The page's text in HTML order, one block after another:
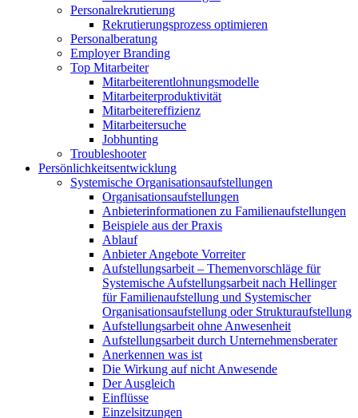
Personalrekrutierung
Rekrutierungsprozess optimieren
Personalberatung
Employer Branding
Top Mitarbeiter
Mitarbeiterentlohnungsmodelle
Mitarbeiterproduktivität
Mitarbeitereffizienz
Mitarbeitersuche
Jobhunting
Troubleshooter
Persönlichkeitsentwicklung
Systemische Organisationsaufstellungen
Organisationsaufstellungen
Anbieterinformationen zu Familienaufstellungen
Beispiele aus der Praxis
Ablauf
Anbieter Angebote Vorreiter
Aufstellungsarbeit – Themenvorschläge für
Systemische Aufstellungsarbeit nach Hellinger
für Familienaufstellung und Systemischer
Organisationsaufstellung oder Strukturaufstellung
Aufstellungsarbeit ohne Anwesenheit
Aufstellungsarbeit durch Unternehmensberater
Anerkennen was ist
Die Wirkung auf nicht Anwesende
Der Ausgleich
Einflüsse
Einzelsitzungen